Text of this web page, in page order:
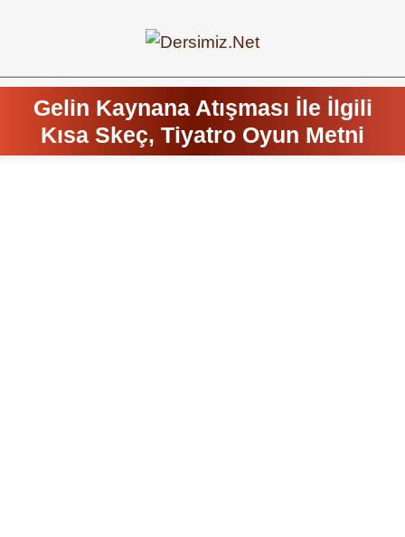
Gelin Kaynana Atışması İle İlgili
Kısa Skeç, Tiyatro Oyun Metni